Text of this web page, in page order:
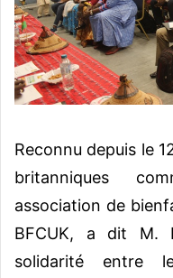
Reconnu depuis le
britanniques
association de
BFCUK, a dit M.
solidarité entre